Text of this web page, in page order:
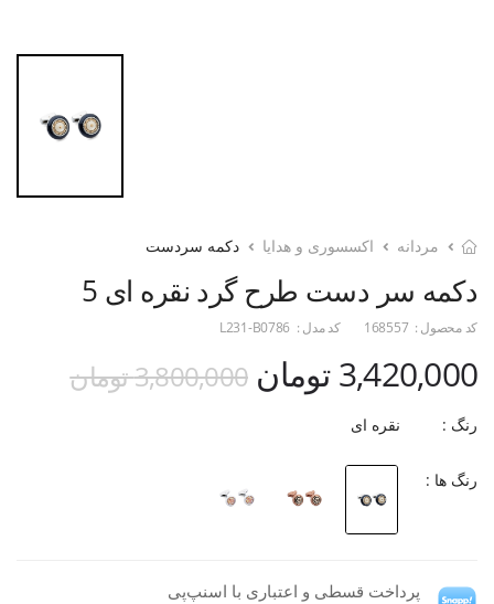
مردانه اکسسوری و هدایا دکمه سردست
دکمه سر دست طرح گرد نقره ای 5
کد محصول : 168557 کد مدل : L231-B0786
3,420,000 تومان 3,800,000 تومان
رنگ : نقره ای
رنگ ها :
پرداخت قسطی و اعتباری با اسنپ‌پی